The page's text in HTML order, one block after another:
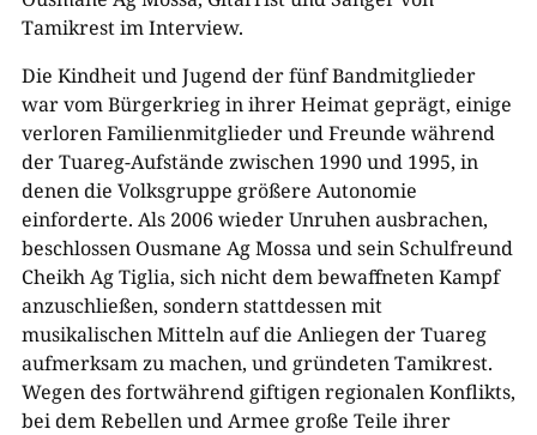
Tamikrest im Interview.
Die Kindheit und Jugend der fünf Bandmitglieder
war vom Bürgerkrieg in ihrer Heimat geprägt, einige
verloren Familienmitglieder und Freunde während
der Tuareg-Aufstände zwischen 1990 und 1995, in
denen die Volksgruppe größere Autonomie
einforderte. Als 2006 wieder Unruhen ausbrachen,
beschlossen Ousmane Ag Mossa und sein Schulfreund
Cheikh Ag Tiglia, sich nicht dem bewaffneten Kampf
anzuschließen, sondern stattdessen mit
musikalischen Mitteln auf die Anliegen der Tuareg
aufmerksam zu machen, und gründeten Tamikrest.
Wegen des fortwährend giftigen regionalen Konflikts,
bei dem Rebellen und Armee große Teile ihrer